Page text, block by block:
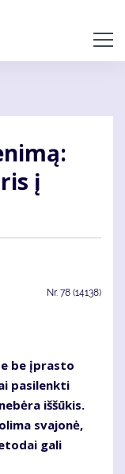
į
Nr. 78 (14138)
be įprasto
pasilenkti
iššūkis.
svajonė,
gali